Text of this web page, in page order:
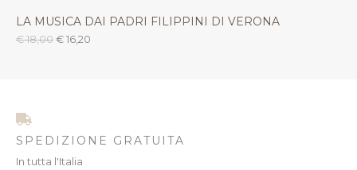
LA MUSICA DAI PADRI FILIPPINI DI VERONA
€18,00 € 16,20
SPEDIZIONE GRATUITA
In tutta l'Italia